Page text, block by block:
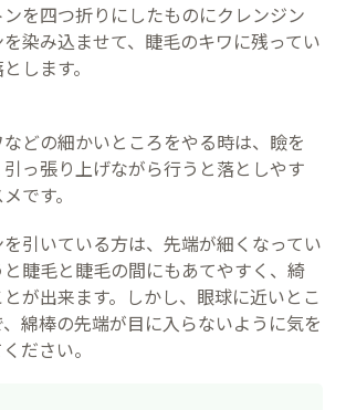
を四つ折りにしたものにクレンジン
染み込ませて、睫毛のキワに残ってい
します。
などの細かいところをやる時は、瞼を
っ張り上げながら行うと落としやす
です。
を引いている方は、先端が細くなってい
睫毛と睫毛の間にもあてやすく、綺
が出来ます。しかし、眼球に近いとこ
綿棒の先端が目に入らないように気を
ださい。